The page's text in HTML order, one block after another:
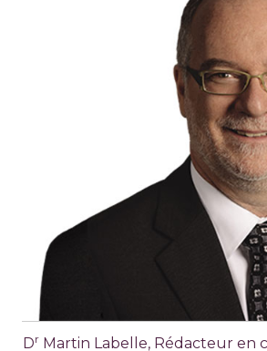
Dr Martin Labelle, Rédacteur en